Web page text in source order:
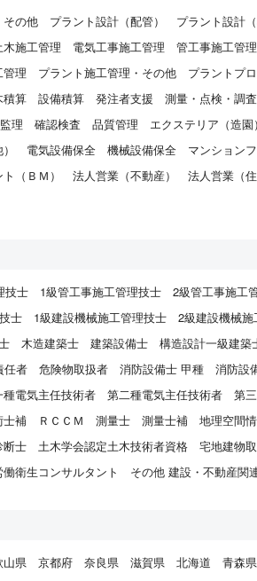
その他 プラント設計（配管） プラント設計（
木施工管理 電気工事施工管理 管工事施工管理
理 プラント施工管理・その他
プラントプ
積算 設備積算 発注者支援
測量・点検・調査
理 確認検査 品質管理 エクステリア（造
電気設備保全 機械設備保全 マンション
（ＢＭ） 法人営業（不動産） 法人営業（住
技士 1級管工事施工管理技士 2級管工事施工
士 1級建設機械施工管理技士 2級建設機械
木造建築士 建築設備士 構造設計一級建築
任者 危険物取扱者 消防設備士 甲種 消防設
種電気主任技術者 第二種電気主任技術者 第
士補 ＲＣＣＭ 測量士 測量士補 地理空間
断士 土木学会認定土木技術者資格 宅地建物
働衛生コンサルタント その他 建設・不動産関
山県 京都府 奈良県 滋賀県 北海道 青森県